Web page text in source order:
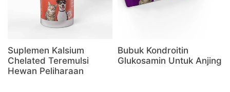
Suplemen Kalsium
Chelated Teremulsi
Hewan Peliharaan
Bubuk Kondroitin
Glukosamin Untuk Anjing